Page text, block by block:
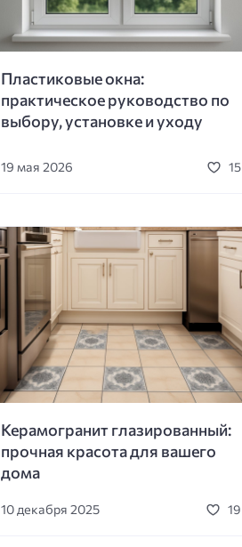
Пластиковые окна:
практическое руководство по
выбору, установке и уходу
19 мая 2026 15
Керамогранит глазированный:
прочная красота для вашего
дома
10 декабря 2025 19